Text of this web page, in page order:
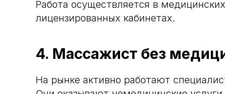
Работа осуществляется в
лицензированных кабинетах.
4. Массажист без
На рынке активно работают